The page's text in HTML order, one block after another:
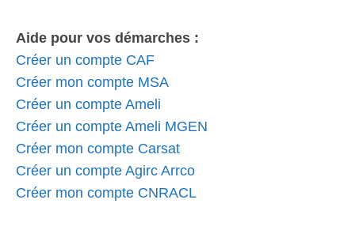
Aide pour vos démarches :
Créer un compte CAF
Créer mon compte MSA
Créer un compte Ameli
Créer un compte Ameli MGEN
Créer mon compte Carsat
Créer un compte Agirc Arrco
Créer mon compte CNRACL